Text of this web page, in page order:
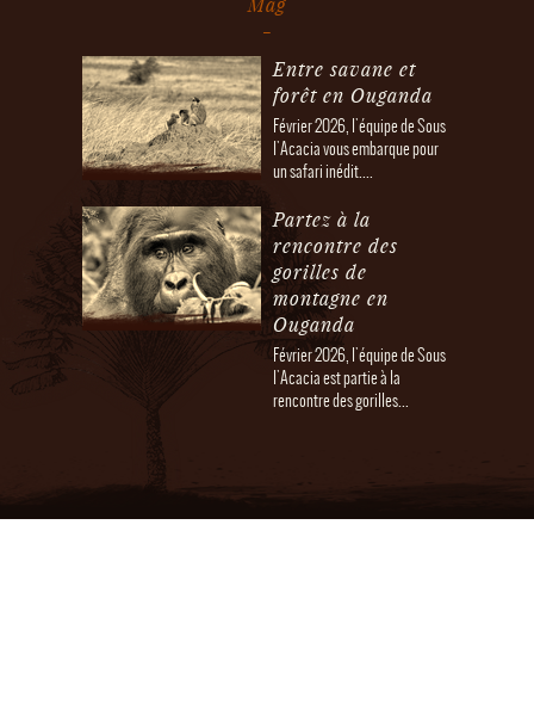
Entre savane et
forêt en Ouganda
Février 2026, l'équipe de Sous
l'Acacia vous embarque pour
un safari inédit....
Partez à la
rencontre des
gorilles de
montagne en
Ouganda
Février 2026, l'équipe de Sous
l'Acacia est partie à la
rencontre des gorilles...